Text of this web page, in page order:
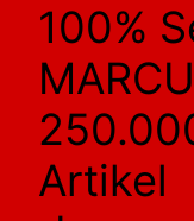
100%
Artikel